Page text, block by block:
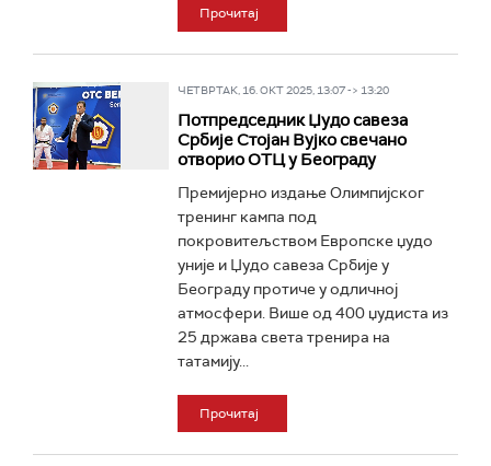
Прочитај
ЧЕТВРТАК, 16. ОКТ 2025, 13:07 -> 13:20
Потпредседник Џудо савеза
Србије Стојан Вујко свечано
отворио ОТЦ у Београду
Премијерно издање Олимпијског
тренинг кампа под
покровитељством Европске џудо
уније и Џудо савеза Србије у
Београду протиче у одличној
атмосфери. Више од 400 џудиста из
25 држава света тренира на
татамију...
Прочитај